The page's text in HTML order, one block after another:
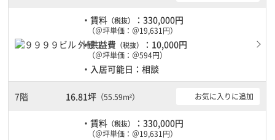
・賃料 （税抜） ：330,000円
（＠坪単価：＠19,631円）
・共益費 （税抜） ：10,000円
（＠坪単価：＠594円）
・入居可能日：相談
7階 16.81坪（55.59m²） お気に入りに追加
・賃料 （税抜） ：330,000円
（＠坪単価：＠19,631円）